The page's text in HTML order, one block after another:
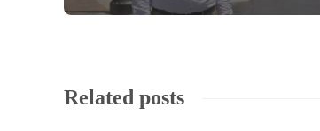
Related posts